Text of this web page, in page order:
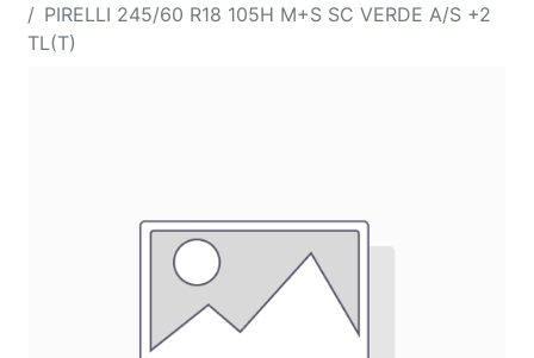
PIRELLI 245/60 R18 105H M+S SC VERDE A/S +2
TL(T)